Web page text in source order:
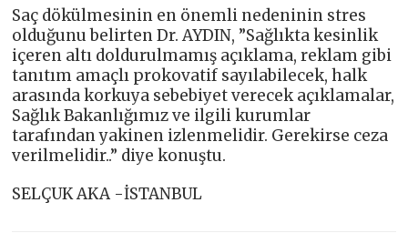
Saç dökülmesinin en önemli nedeninin stres
olduğunu belirten Dr. AYDIN, ”Sağlıkta kesinlik
içeren altı doldurulmamış açıklama, reklam gibi
tanıtım amaçlı prokovatif sayılabilecek, halk
arasında korkuya sebebiyet verecek açıklamalar,
Sağlık Bakanlığımız ve ilgili kurumlar
tarafından yakinen izlenmelidir. Gerekirse ceza
verilmelidir..” diye konuştu.
SELÇUK AKA -İSTANBUL